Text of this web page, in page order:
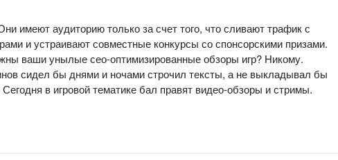
имеют аудиторию только за счет того, что сливают трафик с
и устраивают совместные конкурсы со спонсорскими призами.
ваши унылые сео-оптимизированные обзоры игр? Никому.
сидел бы днями и ночами строчил тексты, а не выкладывал бы
в игровой тематике бал правят видео-обзоры и стримы.